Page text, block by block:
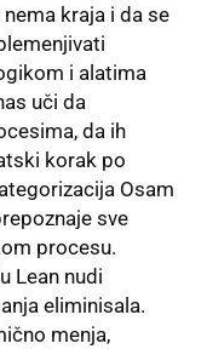
kraja i da se
i alatima
uči da
da ih
korak po
Osam
sve
procesu.
Lean nudi
eliminisala.
menja,